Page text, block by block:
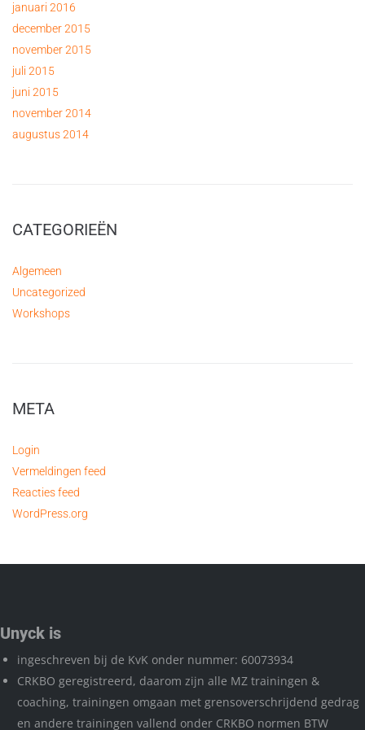
januari 2016
december 2015
november 2015
juli 2015
juni 2015
november 2014
augustus 2014
CATEGORIEËN
Algemeen
Uncategorized
Workshops
META
Login
Vermeldingen feed
Reacties feed
WordPress.org
Unyck is
ingeschreven bij de KvK onder nummer: 60073934
CRKBO geregistreerd, daarom zijn alle MZ trainingen &
coaching, trainingen omgaan met grensoverschrijdend gedrag
en andere trainingen vallend onder CRKBO normen BTW